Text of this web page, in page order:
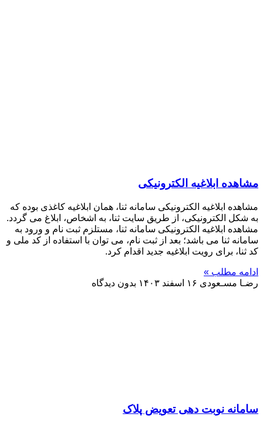
مشاهدە ابلاغیه الکترونیکی
مشاهده ابلاغیه الکترونیکی سامانه ثنا، همان ابلاغیه کاغذی بوده که
به شکل الکترونیکی، از طریق سایت ثنا، به اشخاص، ابلاغ می گردد.
مشاهدە ابلاغیه الکترونیکی سامانه ثنا​، مستلزم ثبت نام و ورود به
سامانه ثنا می باشد؛ بعد از ثبت نام، می توان با استفاده از کد ملی و
کد ثنا، برای رویت ابلاغیه جدید اقدام کرد.
ادامه مطلب »
رضـا مسـعودی ۱۶ اسفند ۱۴۰۳ بدون دیدگاه
سامانه نوبت دهی تعویض پلاک